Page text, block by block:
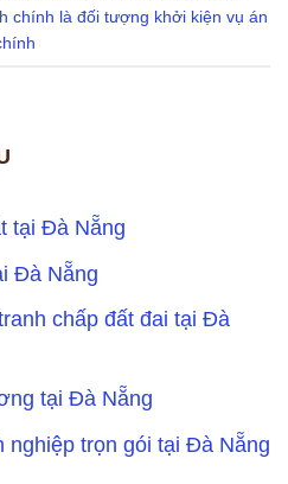
chính là đối tượng khởi kiện vụ án
tại Đà Nẵng
Đà Nẵng
chấp đất đai tại Đà
tại Đà Nẵng
nghiệp trọn gói tại Đà Nẵng